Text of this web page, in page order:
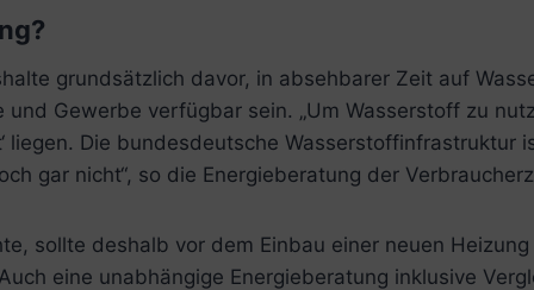
grundsätzlich davor, in absehbarer Zeit auf
Gewerbe verfügbar sein. „Um Wasserstoff zu
liegen. Die bundesdeutsche Wasserstoffinfrastruktur
gar nicht“, so die Energieberatung der
sollte deshalb vor dem Einbau einer neuen
eine unabhängige Energieberatung inklusive